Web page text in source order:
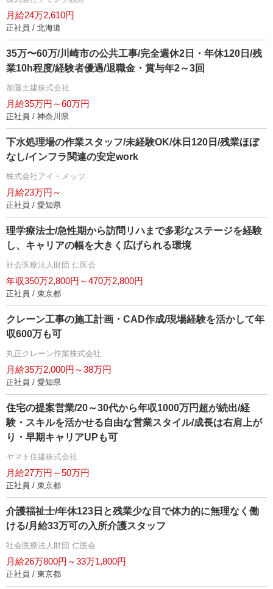
月給24万2,610円
正社員 / 北海道
35万〜60万/川崎市の公共工事/完全週休2日・年休120日/残
業10h程度/経験者優遇/退職金・賞与年2～3回
加藤土建株式会社
月給35万円～60万円
正社員 / 神奈川県
下水処理場の作業スタッフ/未経験OK/休日120日/残業ほぼ
なし/インフラ関連の安定work
株式会社アイ・メッツ
月給23万円～
正社員 / 愛知県
理学療法士/急性期から訪問リハまで多彩なステージを経験
し、キャリアの幅を大きく広げられる環境
社会医療法人財団 仁医会
年収350万2,800円～470万2,800円
正社員 / 東京都
クレーン工事の施工計画・CAD作成/現場経験を活かして年
収600万も可
丸正クレーン作業株式会社
月給35万2,000円～38万円
正社員 / 愛知県
住宅の提案営業/20～30代から年収1000万円超が続出/経
験・スキルを活かせる自由な営業スタイル/成長は右肩上が
り・早期キャリアUPも可
ヤマト住建株式会社
月給27万円～50万円
正社員 / 東京都
介護福祉士/年休123日と残業少な目で体力的に無理なく働
ける/月給33万可の入所介護スタッフ
社会医療法人財団 仁医会
月給26万800円～33万1,800円
正社員 / 東京都